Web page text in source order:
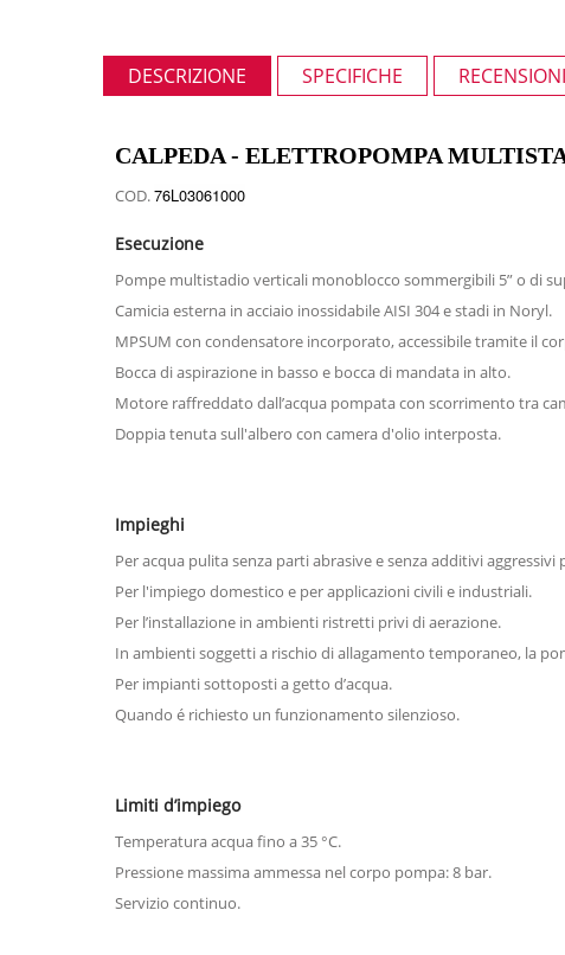
DESCRIZIONE SPECIFICHE
CALPEDA - ELETTROPOMPA
COD.76L03061000
Esecuzione
Pompe multistadio verticali monoblocco sommergibili 5” o di
Camicia esterna in acciaio inossidabile AISI 304 e stadi in Noryl.
MPSUM con condensatore incorporato, accessibile tramite il
Bocca di aspirazione in basso e bocca di mandata in alto.
Motore raffreddato dallʼacqua pompata con scorrimento tra
Doppia tenuta sull'albero con camera d'olio interposta.
Impieghi
Per acqua pulita senza parti abrasive e senza additivi
Per l'impiego domestico e per applicazioni civili e industriali.
Per lʼinstallazione in ambienti ristretti privi di aerazione.
In ambienti soggetti a rischio di allagamento temporaneo, la
Per impianti sottoposti a getto dʼacqua.
Quando é richiesto un funzionamento silenzioso.
Limiti d’impiego
Temperatura acqua fino a 35 °C.
Pressione massima ammessa nel corpo pompa: 8 bar.
Servizio continuo.